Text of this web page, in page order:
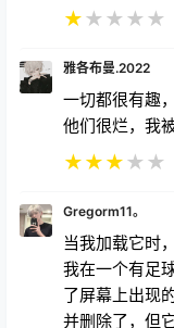
★★ ★ ★ ★
雅各布曼.2022
一切都很有趣
他们很烂，我
★★★★ ★
Gregorm11。
当我加载它时
我在一个有足
了屏幕上出现
并删除了，但